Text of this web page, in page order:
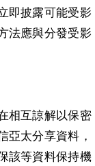
即披露可能受影
法應與分發受影
相互諒解以保密
亞太分享資料，
該等資料保持機